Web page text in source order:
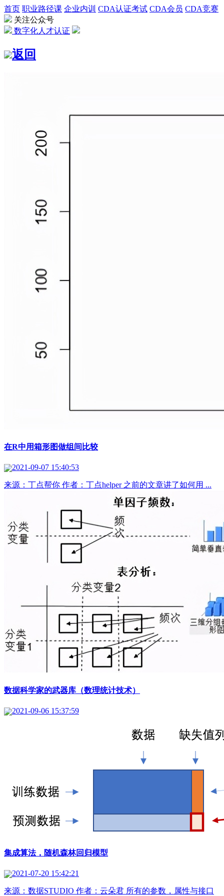
首页 职业路径课 企业内训 CDA认证考试 CDA会员 CDA竞赛
关注公众号
数字化人才认证
返回
在R中用箱形图做组间比较
2021-09-07 15:40:53
来源：丁点帮你 作者：丁点helper 之前的文章讲了如何用 ...
数据科学家的武器库（数理统计技术）
2021-09-06 15:37:59
集成算法，随机森林回归模型
2021-07-20 15:42:21
来源：数据STUDIO 作者：云朵君 所有的参数，属性与接口